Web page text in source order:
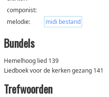
componist:
melodie:
midi bestand
Bundels
Hemelhoog lied 139
Liedboek voor de kerken gezang 141
Trefwoorden